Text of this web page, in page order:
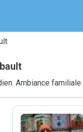
Ambiance familiale